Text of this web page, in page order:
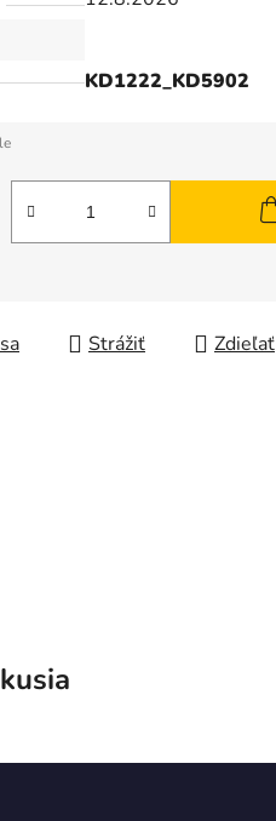
KD1222_KD5902
Strážiť Zdieľať